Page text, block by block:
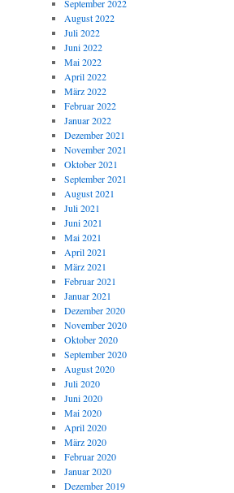
September 2022
August 2022
Juli 2022
Juni 2022
Mai 2022
April 2022
März 2022
Februar 2022
Januar 2022
Dezember 2021
November 2021
Oktober 2021
September 2021
August 2021
Juli 2021
Juni 2021
Mai 2021
April 2021
März 2021
Februar 2021
Januar 2021
Dezember 2020
November 2020
Oktober 2020
September 2020
August 2020
Juli 2020
Juni 2020
Mai 2020
April 2020
März 2020
Februar 2020
Januar 2020
Dezember 2019